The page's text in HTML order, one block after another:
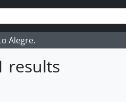
Alegre.
results